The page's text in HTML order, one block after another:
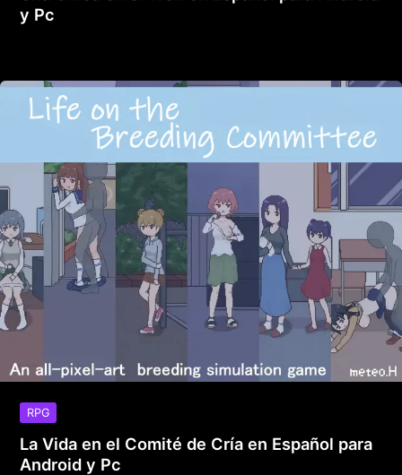
y Pc
RPG
La Vida en el Comité de Cría en Español para
Android y Pc